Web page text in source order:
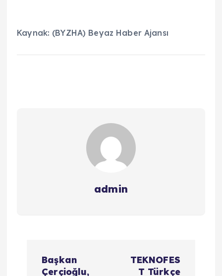
Kaynak: (BYZHA) Beyaz Haber Ajansı
admin
Başkan
Çerçioğlu,
TEKNOFES
T Türkçe